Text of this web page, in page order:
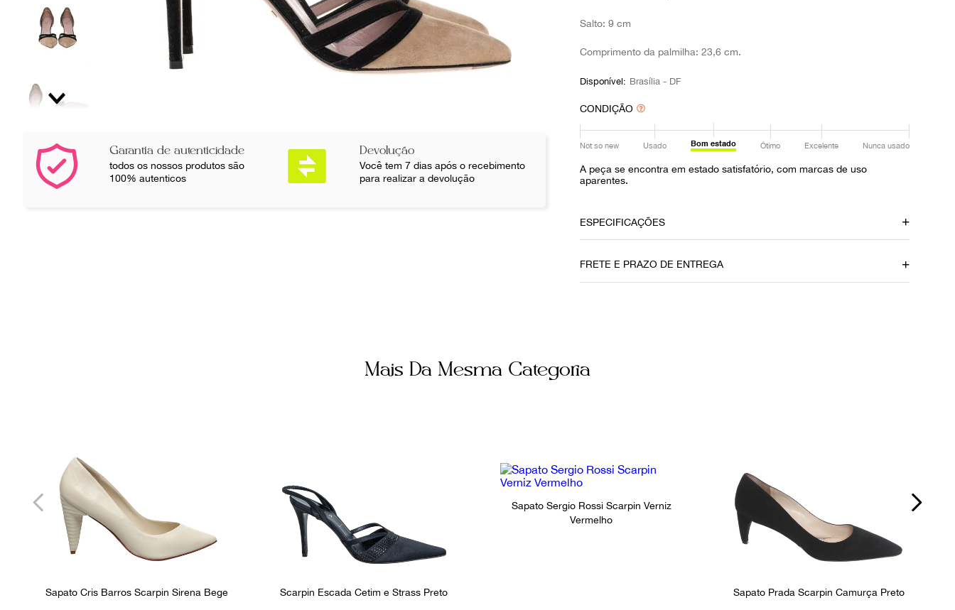
Garantia de autenticidade
todos os nossos produtos são
100% autenticos
Devolução
Você tem 7 dias após o recebimento
para realizar a devolução
Salto: 9 cm
Comprimento da palmilha: 23,6 cm.
Disponível: Brasília - DF
CONDIÇÃO
Not so new Usado Bom estado Ótimo Excelente Nunca usado
A peça se encontra em estado satisfatório, com marcas de uso
aparentes.
ESPECIFICAÇÕES
Brasília
FRETE E PRAZO DE ENTREGA
Mais Da Mesma Categoria
Sapato Cris Barros Scarpin Sirena Bege Scarpin Escada Cetim e Strass Preto
Sapato Sergio Rossi Scarpin Verniz
Vermelho
Sapato Prada Scarpin Camurça Preto